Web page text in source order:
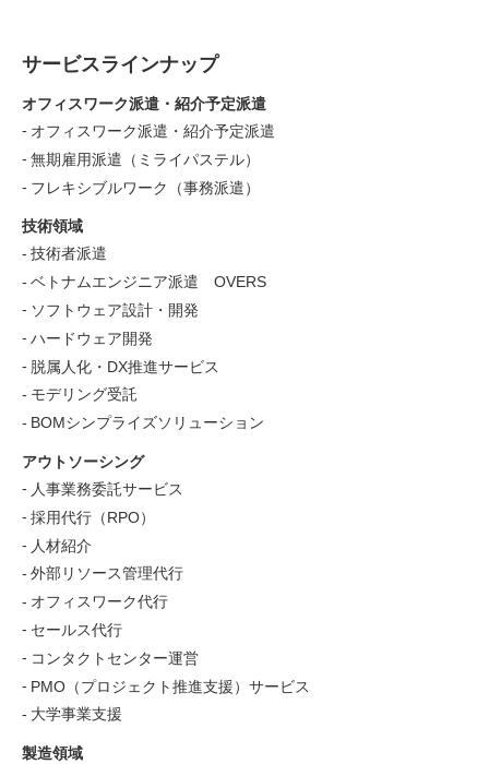
サービスラインナップ
オフィスワーク派遣・紹介予定派遣
オフィスワーク派遣・紹介予定派遣
無期雇用派遣（ミライパステル）
フレキシブルワーク（事務派遣）
技術領域
技術者派遣
ベトナムエンジニア派遣 OVERS
ソフトウェア設計・開発
ハードウェア開発
脱属人化・DX推進サービス
モデリング受託
BOMシンプライズソリューション
アウトソーシング
人事業務委託サービス
採用代行（RPO）
人材紹介
外部リソース管理代行
オフィスワーク代行
セールス代行
コンタクトセンター運営
PMO（プロジェクト推進支援）サービス
大学事業支援
製造領域